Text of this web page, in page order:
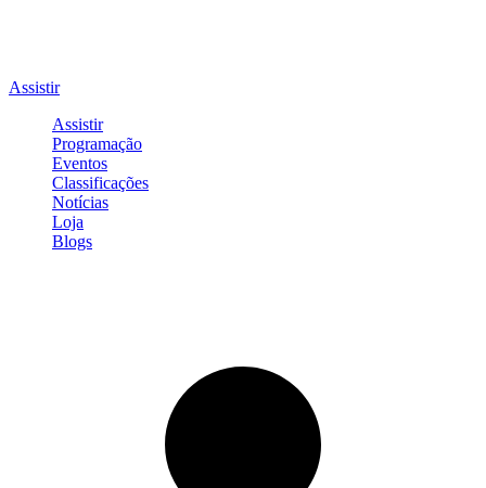
Assistir
Assistir
Programação
Eventos
Classificações
Notícias
Loja
Blogs